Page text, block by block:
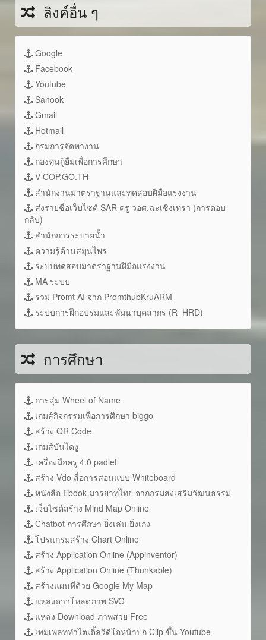
ลิงค์อื่น ๆ
Google
Facebook
Youtube
Sanook
Gmail
Hotmail
กรมการจัดหางาน
กองทุนกู้ยืมเพื่อการศึกษา
V-COP.GO.TH
สำนักงานมาตราฐานและทดสอบฝีมือแรงงาน
ส่งรายชื่อเว็บไซต์ SAR ครู วอศ.ฉะเชิงเทรา (การตอบ
กลับ)
สำนักการระบายน้ำ
ความรู้ด้านสมุนไพร
ระบบทดสอบมาตราฐานฝึมือแรงงาน
MA ระบบ
รวม Promt AI จาก PromthubKruARM
ระบบการฝึกอบรมและพัมนาบุคลากร (R_HRD)
การศึกษา
การสุ่ม Wheel of Name
เกมส์กิจกรรมเพื่อการศึกษา biggo
สร้าง QR Code
เกมส์บันไดงู
เครื่องมือครู 4.0 padlet
สร้าง Vdo สื่อการสอนแบบ Whiteboard
หนังสือ Ebook มารยาทไทย จากกรมส่งเสริมวัฒนธรรม
เว็บไซต์สร้าง Mind Map Online
Chatbot การศึกษา ยิ่งเล่น ยิ่งเก่ง
โปรแกรมสร้าง Chart Online
สร้าง Application Online (Appinventor)
สร้าง Application Online (Thunkable)
สร้างแผนที่ด้วย Google My Map
แหล่งดาวโหลดภาพ SVG
แหล่ง Download ภาพสวย Free
เทมเพลททำไตเติ้ลวีดีโอหน้าปก Clip ขึ้น Youtube